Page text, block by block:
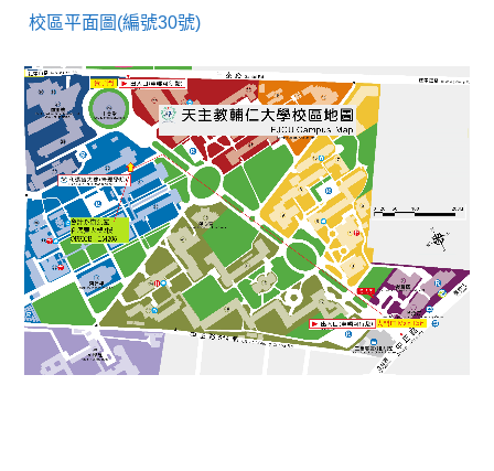
校區平面圖(編號30號)